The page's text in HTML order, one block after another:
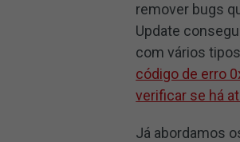
remover bugs
Update
com vários
código de erro
verificar se há
Já abordamos